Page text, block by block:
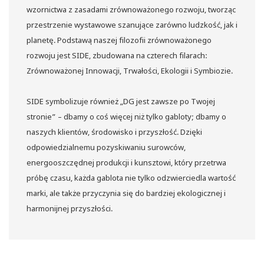
wzornictwa z zasadami zrównoważonego rozwoju, tworząc
przestrzenie wystawowe szanujące zarówno ludzkość, jak i
planetę. Podstawą naszej filozofii zrównoważonego
rozwoju jest SIDE, zbudowana na czterech filarach:
Zrównoważonej Innowacji, Trwałości, Ekologii i Symbiozie.
SIDE symbolizuje również „DG jest zawsze po Twojej
stronie” – dbamy o coś więcej niż tylko gabloty; dbamy o
naszych klientów, środowisko i przyszłość. Dzięki
odpowiedzialnemu pozyskiwaniu surowców,
energooszczędnej produkcji i kunsztowi, który przetrwa
próbę czasu, każda gablota nie tylko odzwierciedla wartość
marki, ale także przyczynia się do bardziej ekologicznej i
harmonijnej przyszłości.